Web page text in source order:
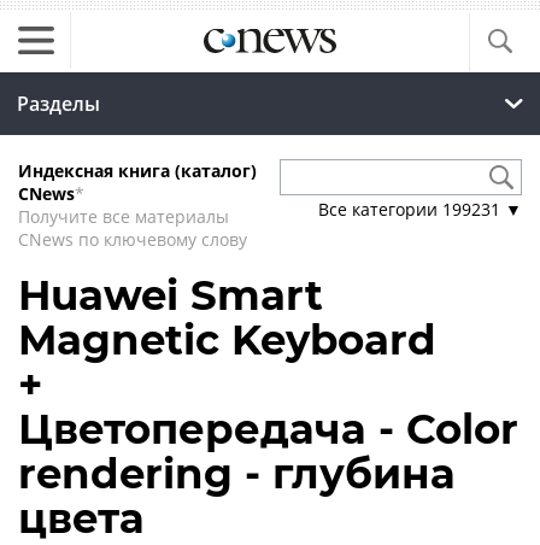
Разделы
Индексная книга (каталог)
CNews*
Получите все материалы
CNews по ключевому слову
Все категории 199231 ▼
Huawei Smart
Magnetic Keyboard
+
Цветопередача - Color
rendering - глубина
цвета